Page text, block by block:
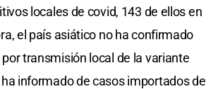
locales de covid, 143 de ellos en
el país asiático no ha confirmado
transmisión local de la variante
informado de casos importados de